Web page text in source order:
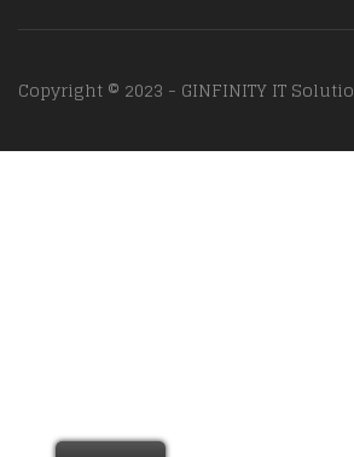
Copyright © 2023 - GINFINITY IT